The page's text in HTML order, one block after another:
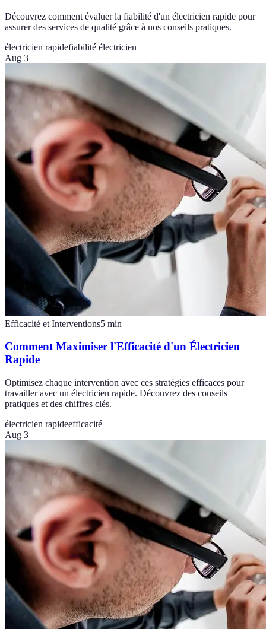
Découvrez comment évaluer la fiabilité d'un électricien rapide pour
assurer des services de qualité grâce à nos conseils pratiques.
électricien rapidefiabilité électricien
Aug 3
Efficacité et Interventions5 min
Comment Maximiser l'Efficacité d'un Électricien
Rapide
Optimisez chaque intervention avec ces stratégies efficaces pour
travailler avec un électricien rapide. Découvrez des conseils
pratiques et des chiffres clés.
électricien rapideefficacité
Aug 3